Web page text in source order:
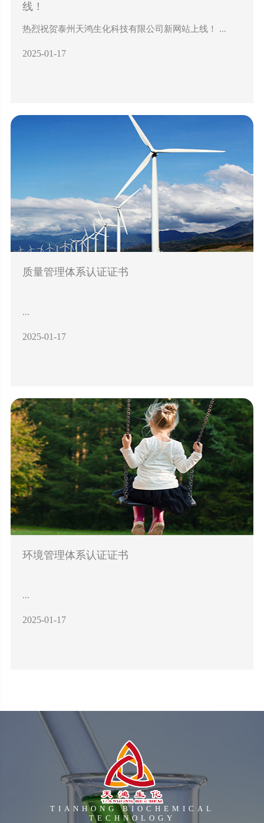
线！
热烈祝贺泰州天鸿生化科技有限公司新网站上线！ ...
2025-01-17
质量管理体系认证证书
...
2025-01-17
环境管理体系认证证书
...
2025-01-17
TIANHONG BIOCHEMICAL
TECHNOLOGY